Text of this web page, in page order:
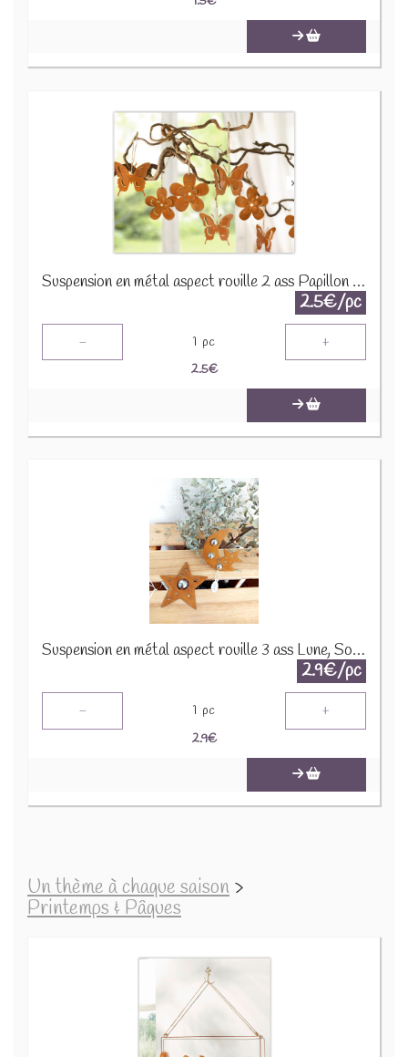
Suspension en métal aspect rouille 2 ass Papillon ou Fleur 222455
2.5€/pc
- 1 pc +
2.5€
Suspension en métal aspect rouille 3 ass Lune, Soleil, Etoile 224294
2.9€/pc
- 1 pc +
2.9€
Un thème à chaque saison >
Printemps & Pâques